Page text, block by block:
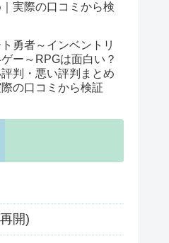
｜実際の口コミから検
勇者～インベントリ
ー～RPGは面白い？
評判・悪い評判まとめ
際の口コミから検証
開)